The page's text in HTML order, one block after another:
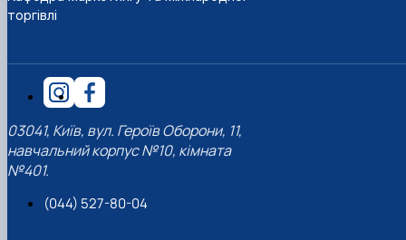
торгівлі
03041, Київ, вул. Героїв Оборони, 11,
навчальний корпус №10, кімната
№401.
(044) 527-80-04